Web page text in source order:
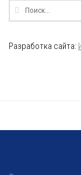
Найти:
Разработка сайта: